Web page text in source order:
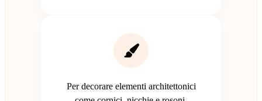
Per decorare elementi architettonici